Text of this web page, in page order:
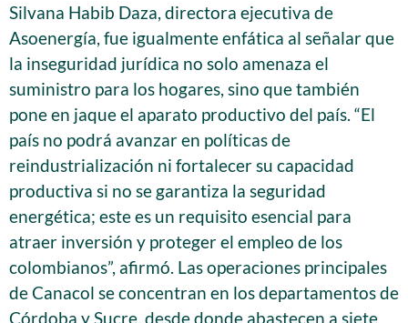
Silvana Habib Daza, directora ejecutiva de
Asoenergía, fue igualmente enfática al señalar que
la inseguridad jurídica no solo amenaza el
suministro para los hogares, sino que también
pone en jaque el aparato productivo del país. “El
país no podrá avanzar en políticas de
reindustrialización ni fortalecer su capacidad
productiva si no se garantiza la seguridad
energética; este es un requisito esencial para
atraer inversión y proteger el empleo de los
colombianos”, afirmó. Las operaciones principales
de Canacol se concentran en los departamentos de
Córdoba y Sucre, desde donde abastecen a siete